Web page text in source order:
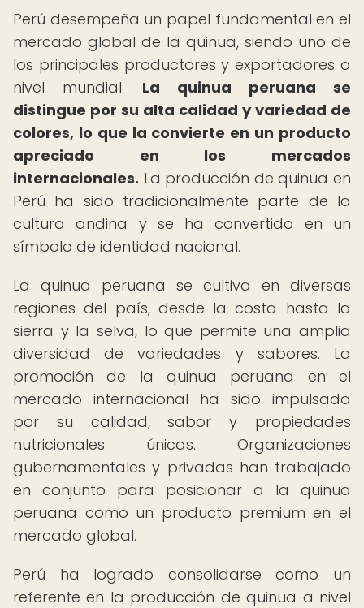
Perú desempeña un papel fundamental en el
mercado global de la quinua, siendo uno de
los principales productores y exportadores a
nivel mundial. La quinua peruana se
distingue por su alta calidad y variedad de
colores, lo que la convierte en un producto
apreciado en los mercados
internacionales. La producción de quinua en
Perú ha sido tradicionalmente parte de la
cultura andina y se ha convertido en un
símbolo de identidad nacional.
La quinua peruana se cultiva en diversas
regiones del país, desde la costa hasta la
sierra y la selva, lo que permite una amplia
diversidad de variedades y sabores. La
promoción de la quinua peruana en el
mercado internacional ha sido impulsada
por su calidad, sabor y propiedades
nutricionales únicas. Organizaciones
gubernamentales y privadas han trabajado
en conjunto para posicionar a la quinua
peruana como un producto premium en el
mercado global.
Perú ha logrado consolidarse como un
referente en la producción de quinua a nivel